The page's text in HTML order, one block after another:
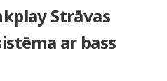
Strāvas
ar bass